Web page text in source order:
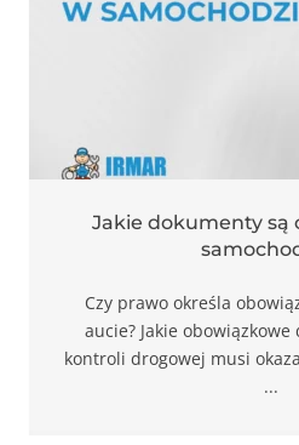
Jakie dokumenty są
Czy prawo określa
aucie? Jakie
kontroli drogowej musi
...